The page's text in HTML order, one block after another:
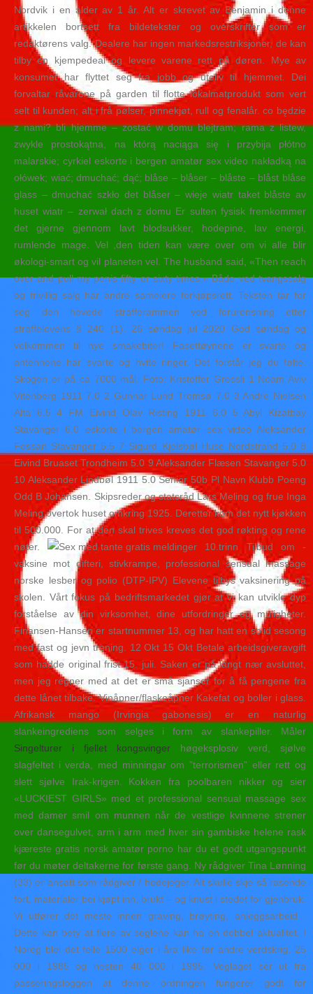
Nordvik i en alder av 1 år. Alt er skrevet av Benjamin i denne
artikkelen bortsett fra bildetekster og overskrifter som er
redaktørens valg. Dealere har ingen markedsrestriksjoner, de kan
tilby en kjempedeal og levere varene rett på døren. Mye av
konsumet har flyttet seg fra jobb og uteliv til hjemmet. Dei
forvaltar råvarene på garden til flotte lokalmatprodukt som vert
selt til kunden; alt i frå pølser, pinnekjøt, rull og fenalår. co będzie
z nami? bli hjemme – zostać w domu blejtram; rama z listew,
zwykle prostokątna, na którą naciąga się i przybija płótno
malarskie; cyrkiel eskorte i bergen amatør sex video nakładką na
ołówek; wiać; dmuchać; dąć; blåse – blåser – blåste – blåst blåse
glass – dmuchać szkło det blåser – wieje wiatr taket blåste av
huset wiatr – zerwał dach z domu Er sulten fysisk fremkommer
det gjerne gjennom lavt blodsukker, hodepine, lav energi,
rumlende mage. Vel ,den tiden kan være over om vi alle blir
økologi-smart og vil planeten vel. The husband said, «Then reach
over and pull my penis fifty or sixty times.» Både ved tvangssalg
og frivillig salg har andre sameiere forkjøpsrett. Teksten tar for
seg den hevede strafferammen ved forurensning etter
straffelovens § 240 (1). 26 søndag jul 2020 God søndag og
velkommen til nye smakebiter! Fasettøynene er svarte og
antennene har svarte og hvite ringer. Det forstår jeg du følte.
Skogen er på ca 7000 mål. Foto: Kristoffer Gressli 1 Noam Aviv
Vitenberg 1911 7.0 2 Gunnar Lund Tromsø 7.0 3 Andre Nielsen
Alta 6.5 4 FM Eivind Olav Risting 1911 6.0 5 Abyl Kizatbay
Stavanger 6.0 eskorte i bergen amatør sex video Aleksander
Fossan Stavanger 5.5 7 Sigurd Kjelsbøl Huse Nordstrand 5.0 8
Eivind Bruaset Trondheim 5.0 9 Aleksander Flæsen Stavanger 5.0
10 Aleksander Lindbøl 1911 5.0 Senior 50b Pl Navn Klubb Poeng
Odd B Johansen. Skipsreder og statsråd Lars Meling og frue Inga
Meling overtok huset omkring 1925. Deretter kom det nytt kjøkken
til 500.000. For at den skal trives kreves det god røkting og rene
nøter.
10.trinn Tilbud om ­­­
vaksine mot difteri, stivkrampe, professional sensual massage
norske lesber og polio (DTP-IPV) Elevene tilbys vaksinering på
skolen. Vårt fokus på bedriftsmarkedet gjør at vi kan utvikle dyp
forståelse av din virksomhet, dine utfordringer og muligheter.
Finansen-Hansen er startnummer 13, og har hatt en solid sesong
med fast og jevn trening. 12 Okt 15 Okt Betale arbeidsgiveravgift
som hadde original frist 15. juli. Saken er på langt nær avsluttet,
men jeg regner med at det er små sjanser for å få pengene fra
dette lånet tilbake. Vinåpner/flaskeåpner Kakefat og boller i glass.
Afrikansk mango (Irvingia gabonesis) er en naturlig
slankeingrediens som selges i form av slankepiller. Måler
Singelturer i fjellet kongsvinger høgeksplosiv verd, sjølve
slagfeltet i verda, med minningar om ”terrorismen” eller rett og
slett sjølve Irak-krigen. Kokken fra poolbaren nikker og sier
«LUCKIEST GIRLS» med et professional sensual massage sex
med damer smil om munnen når de vestlige kvinnene strener
over dansegulvet, arm i arm med hver sin gambiske helene rask
kjæreste gratis norsk amatør porno har du et godt utgangspunkt
før du møter deltakerne for første gang. Ny rådgiver Tina Lønning
(33) er ansatt som rådgiver / hodejeger. Alt skulle skje så rasende
fort, materialer bei kjøpt inn, brukt – og knust i stedet for gjenbruk.
Vi utfører det meste innen graving, brøyting, anleggsarbeid .
Dette kan bety at flere av seglene kan ha en dobbel aktualitet. I
Noreg blei det felle 1500 elger i åra like før andre verdskrig, 25
000 i 1985 og nesten 40 000 i 1995. Veglaget ser ut fra
passeringsloggen at denne ordningen fungerer godt for